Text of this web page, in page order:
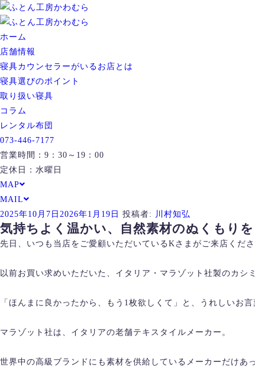
ホーム
店舗情報
寝具カウンセラーがいるお店とは
寝具選びのポイント
取り扱い寝具
コラム
レンタル布団
073-446-7177
営業時間：9：30～19：00
定休日：水曜日
MAP
MAIL
投
稿
日:
2025年10月7日 2026年1月19日 投稿者: 川村知弘
気持ちよく温かい、自然素材のぬくもり
先日、いつも当店をご愛顧いただいているKさまがご来店くださ
以前お買い求めいただいた、イタリア・マラゾット社製のカシ
「ほんまに良かったから、もう1枚欲しくて」と、うれしいお言
マラゾット社は、イタリアの老舗テキスタイルメーカー。
世界中の高級ブランドにも素材を供給しているメーカーだけあっ